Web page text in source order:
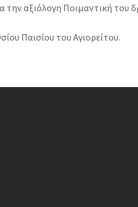
αξιόλογη Ποιμαντική του
Παισίου του Αγιορείτου.